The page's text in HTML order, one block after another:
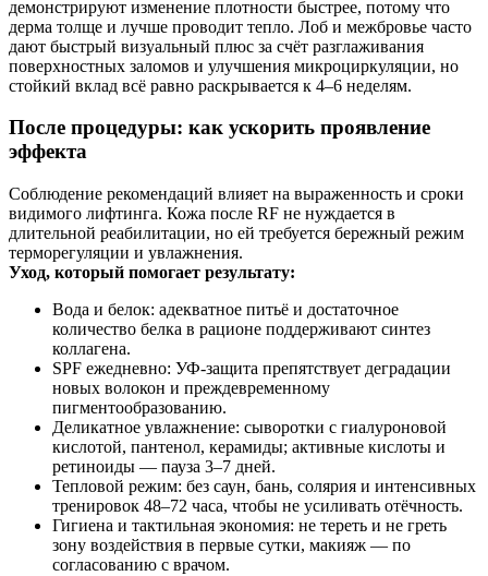
демонстрируют изменение плотности быстрее, потому что
дерма толще и лучше проводит тепло. Лоб и межбровье часто
дают быстрый визуальный плюс за счёт разглаживания
поверхностных заломов и улучшения микроциркуляции, но
стойкий вклад всё равно раскрывается к 4–6 неделям.
После процедуры: как ускорить проявление
эффекта
Соблюдение рекомендаций влияет на выраженность и сроки
видимого лифтинга. Кожа после RF не нуждается в
длительной реабилитации, но ей требуется бережный режим
терморегуляции и увлажнения.
Уход, который помогает результату:
Вода и белок: адекватное питьё и достаточное
количество белка в рационе поддерживают синтез
коллагена.
SPF ежедневно: УФ‑защита препятствует деградации
новых волокон и преждевременному
пигментообразованию.
Деликатное увлажнение: сыворотки с гиалуроновой
кислотой, пантенол, керамиды; активные кислоты и
ретиноиды — пауза 3–7 дней.
Тепловой режим: без саун, бань, солярия и интенсивных
тренировок 48–72 часа, чтобы не усиливать отёчность.
Гигиена и тактильная экономия: не тереть и не греть
зону воздействия в первые сутки, макияж — по
согласованию с врачом.